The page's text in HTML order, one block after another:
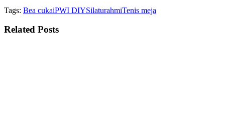
Tags: Bea cukaiPWI DIYSilaturahmiTenis meja
Related Posts